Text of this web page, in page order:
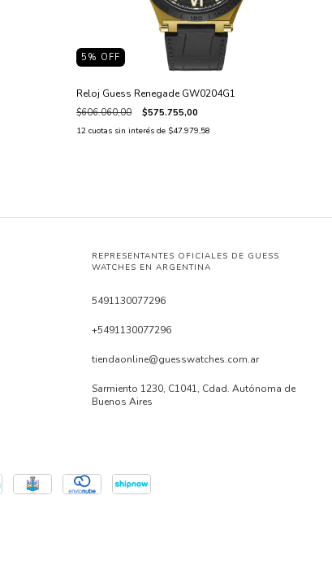
5 % OFF
Reloj Guess Renegade GW0204G1
$606.060,00 $575.755,00
12 cuotas sin interés de $47.979,58
REPRESENTANTES OFICIALES DE GUESS
WATCHES EN ARGENTINA
5491130077296
+5491130077296
tiendaonline@guesswatches.com.ar
Sarmiento 1230, C1041, Cdad. Autónoma de
Buenos Aires